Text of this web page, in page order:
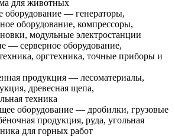
для животных
оборудование — генераторы,
оборудование, компрессоры,
модульные электростанции
— серверное оборудование,
оргтехника, точные приборы и
продукция — лесоматериалы,
древесная щепа,
техника
оборудование — дробилки, грузовые
продукция, руда, угольная
для горных работ